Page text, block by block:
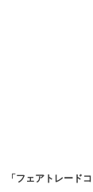
「フェアトレード